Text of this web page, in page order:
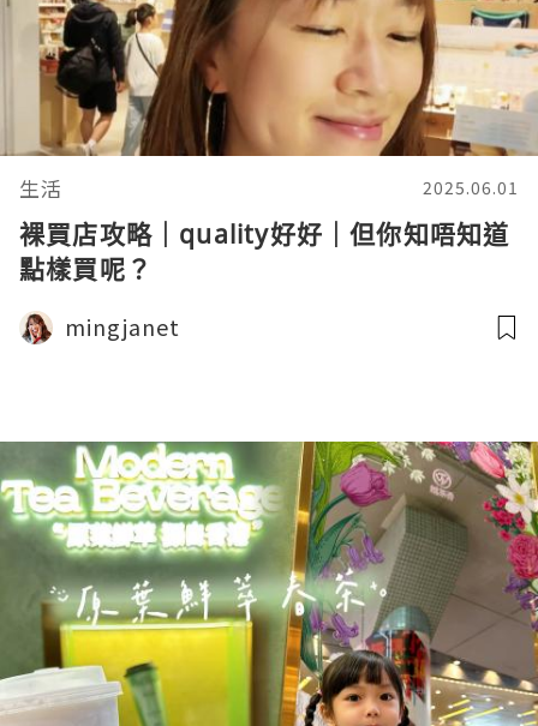
生活 2025.06.01
裸買店攻略｜quality好好｜但你知唔知道
點樣買呢？
mingjanet